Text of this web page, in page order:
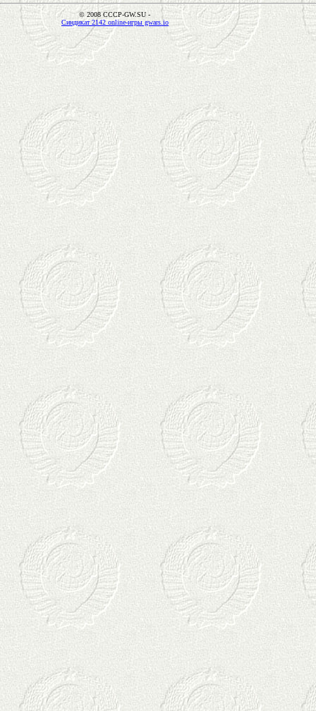
© 2008 CCCP-GW.SU -
Синдикат 2142 online-игры gwars.io